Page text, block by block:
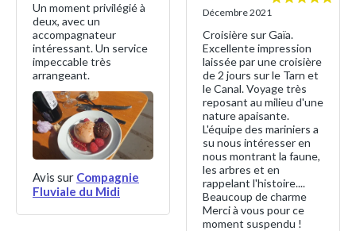
Un moment privilégié à
deux, avec un
accompagnateur
intéressant. Un service
impeccable très
arrangeant.
Avis sur Compagnie
Fluviale du Midi
Décembre 2021
Croisière sur Gaïa.
Excellente impression
laissée par une croisière
de 2 jours sur le Tarn et
le Canal. Voyage très
reposant au milieu d'une
nature apaisante.
L'équipe des mariniers a
su nous intéresser en
nous montrant la faune,
les arbres et en
rappelant l'histoire....
Beaucoup de charme
Merci à vous pour ce
moment suspendu !